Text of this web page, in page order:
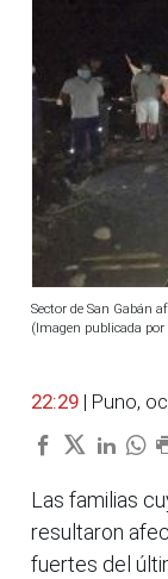
Sector de San Gabán
(Imagen publicada
22:29 | Puno,
Las familias
resultaron
fuertes del